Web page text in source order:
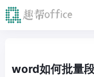
word如何批量